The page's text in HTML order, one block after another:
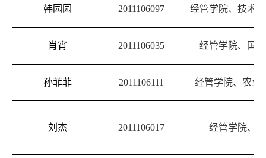
韩园园 2011106097 经管学院、技术
肖宵 2011106035 经管学院、国
孙菲菲 2011106111 经管学院、农业
刘杰 2011106017 经管学院、